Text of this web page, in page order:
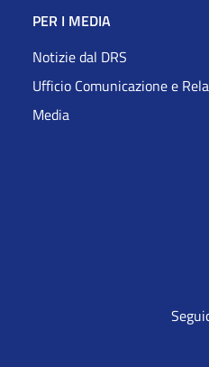
PER I MEDIA
Notizie dal DRS
Ufficio Comunicazione e
Media